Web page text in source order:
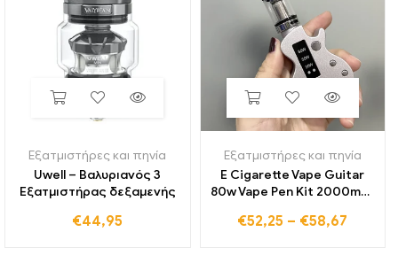
Εξατμιστήρες και πηνία
Uwell – Βαλυριανός 3
Εξατμιστήρας δεξαμενής
€44,95
Εξατμιστήρες και πηνία
E Cigarette Vape Guitar
80w Vape Pen Kit 2000mah
0,3 Κιτ ατμού ατμού
€52,25 – €58,67